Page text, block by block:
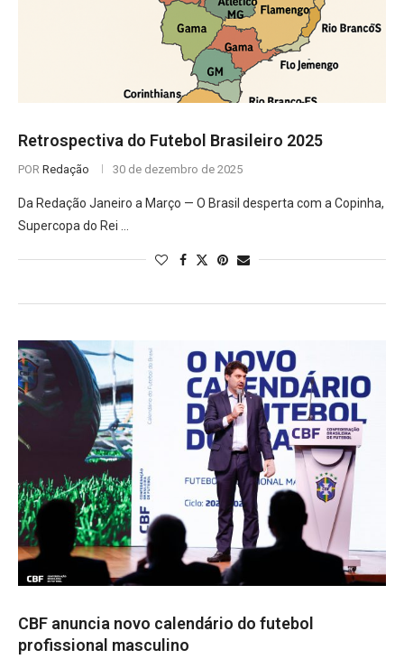
Retrospectiva do Futebol Brasileiro 2025
POR Redação 30 de dezembro de 2025
Da Redação Janeiro a Março — O Brasil desperta com a Copinha,
Supercopa do Rei …
CBF anuncia novo calendário do futebol
profissional masculino